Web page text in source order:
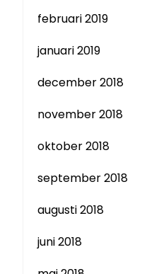
februari 2019
januari 2019
december 2018
november 2018
oktober 2018
september 2018
augusti 2018
juni 2018